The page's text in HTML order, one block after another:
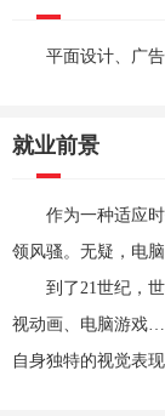
平面设计、广
就业前景
作为一种适应
领风骚。无疑，电
到了21世纪，
视动画、电脑游戏
自身独特的视觉表